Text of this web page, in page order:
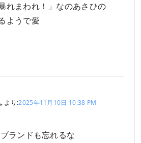
れまわれ！」なのあさひの
ようで愛
より:2025年11月10日 10:38 PM
ランドも忘れるな